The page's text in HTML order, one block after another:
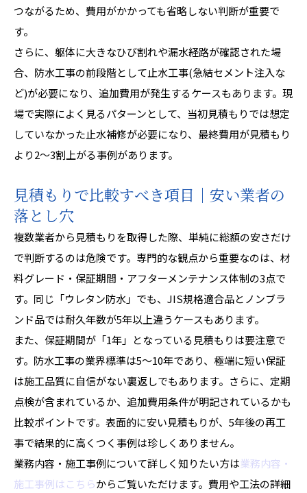
つながるため、費用がかかっても省略しない判断が重要で
す。
さらに、躯体に大きなひび割れや漏水経路が確認された場
合、防水工事の前段階として止水工事(急結セメント注入な
ど)が必要になり、追加費用が発生するケースもあります。現
場で実際によく見るパターンとして、当初見積もりでは想定
していなかった止水補修が必要になり、最終費用が見積もり
より2〜3割上がる事例があります。
見積もりで比較すべき項目｜安い業者の
落とし穴
複数業者から見積もりを取得した際、単純に総額の安さだけ
で判断するのは危険です。専門的な観点から重要なのは、材
料グレード・保証期間・アフターメンテナンス体制の3点で
す。同じ「ウレタン防水」でも、JIS規格適合品とノンブラ
ンド品では耐久年数が5年以上違うケースもあります。
また、保証期間が「1年」となっている見積もりは要注意で
す。防水工事の業界標準は5〜10年であり、極端に短い保証
は施工品質に自信がない裏返しでもあります。さらに、定期
点検が含まれているか、追加費用条件が明記されているかも
比較ポイントです。表面的に安い見積もりが、5年後の再工
事で結果的に高くつく事例は珍しくありません。
業務内容・施工事例について詳しく知りたい方は業務内容・
施工事例はこちらからご覧いただけます。費用や工法の詳細